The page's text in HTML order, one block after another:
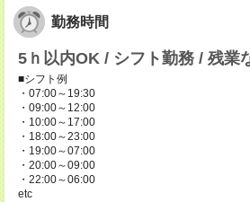
勤務時間
5ｈ以内OK / シフト勤務 / 残業
■シフト例
・07:00～19:30
・09:00～12:00
・10:00～17:00
・18:00～23:00
・19:00～07:00
・20:00～09:00
・22:00～06:00
etc